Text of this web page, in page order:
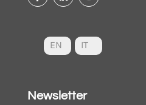
EN IT
Newsletter